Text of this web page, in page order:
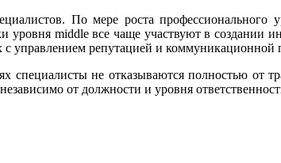
По мере роста
уровня middle все чаще участвуют в
с управлением репутацией и
специалисты не отказываются полностью от
от должности и уровня